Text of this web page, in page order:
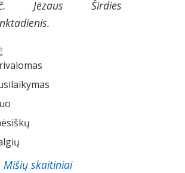
Jėzaus Širdies
Mišių skaitiniai